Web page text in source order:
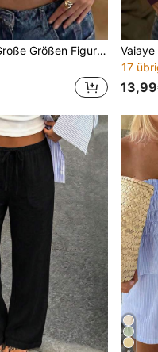
Vaiaye Damen Große Größen Figurbetontes V-Ausschnitt Sexy Langarm Y2K Frühling/Sommer Strick Top, Einfarbiges V-Ausschnitt T-Shirt, Geeignet für Valentinstag Lässig
17